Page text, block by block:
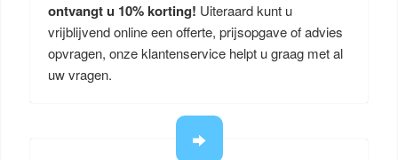
ontvangt u 10% korting! Uiteraard kunt u
vrijblijvend online een offerte, prijsopgave of advies
opvragen, onze klantenservice helpt u graag met al
uw vragen.